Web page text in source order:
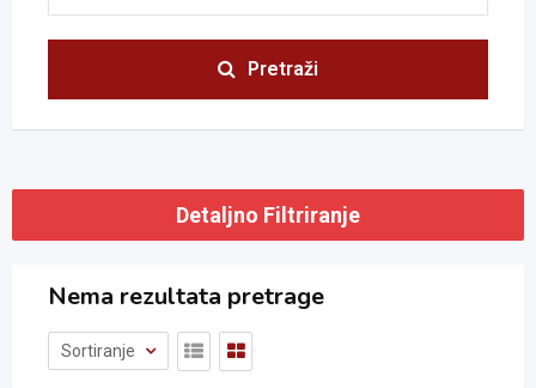
Pretraži
Detaljno Filtriranje
Nema rezultata pretrage
Sortiranje